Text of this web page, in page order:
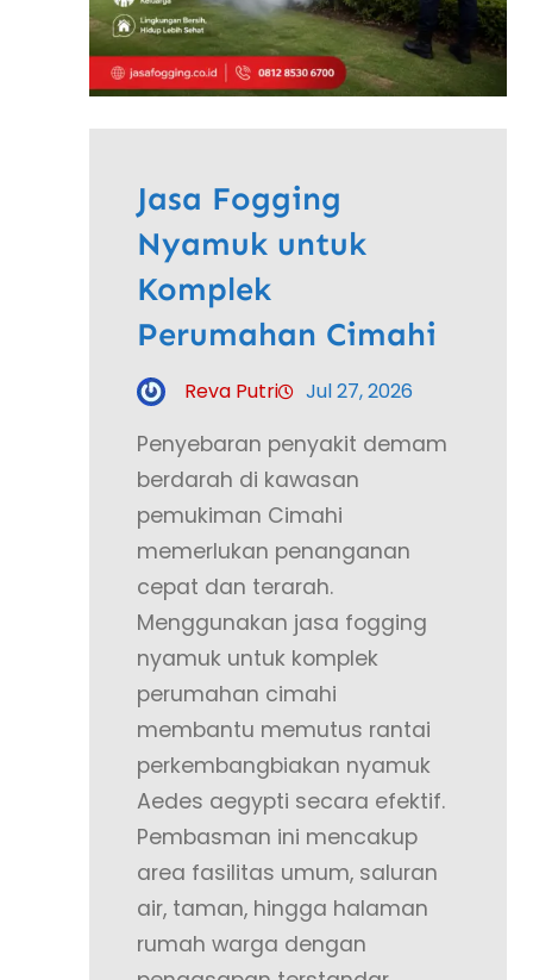
Jasa Fogging
Nyamuk untuk
Komplek
Perumahan Cimahi
Reva Putri Jul 27, 2026
Penyebaran penyakit demam
berdarah di kawasan
pemukiman Cimahi
memerlukan penanganan
cepat dan terarah.
Menggunakan jasa fogging
nyamuk untuk komplek
perumahan cimahi
membantu memutus rantai
perkembangbiakan nyamuk
Aedes aegypti secara efektif.
Pembasman ini mencakup
area fasilitas umum, saluran
air, taman, hingga halaman
rumah warga dengan